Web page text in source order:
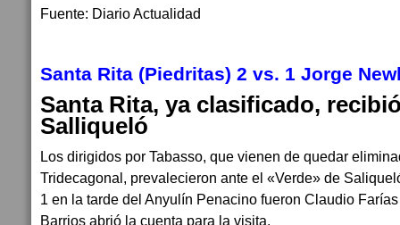
Fuente: Diario Actualidad
Santa Rita (Piedritas) 2 vs. 1 Jorge
Santa Rita, ya clasificado,
Salliqueló
Los dirigidos por Tabasso, que vienen de quedar
Tridecagonal, prevalecieron ante el «Verde» de
1 en la tarde del Anyulín Penacino fueron Claudio
Barrios abrió la cuenta para la visita.